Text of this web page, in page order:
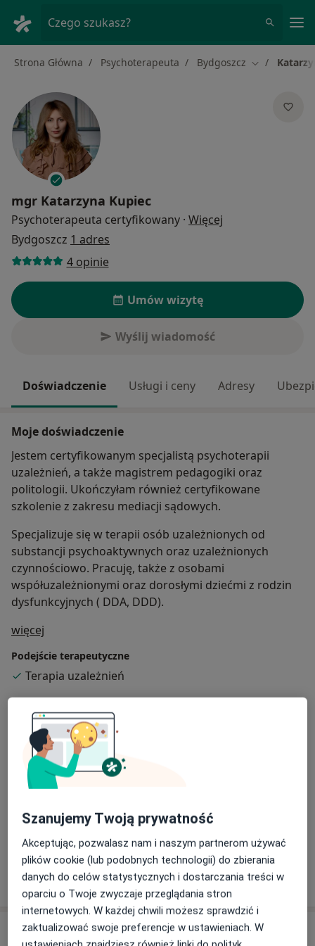
Czego szukasz?
Strona Główna Psychoterapeuta Bydgoszcz Zmień miasto
mgr Katarzyna Kupiec
Psychoterapeuta certyfikowany · Więcej
Bydgoszcz 1 adres
4 opinie
Umów wizytę
Wyślij wiadomość
Doświadczenie Usługi i ceny Adresy
Moje doświadczenie
Jestem certyfikowanym specjalistą psychoterapii
uzależnień, a także magistrem pedagogiki oraz
politologii. Ukończyłam również certyfikowane
szkolenie z zakresu mediacji sądowych.
Specjalizuje się w terapii osób uzależnionych od
substancji psychoaktywnych oraz uzależnionych
czynnościowo. Pracuję, także z osobami
współuzależnionymi oraz dorosłymi dziećmi z rodzin
dysfunkcyjnych ( DDA, DDD).
więcej
Podejście terapeutyczne
Terapia uzależnień
Alkoholizm
Uzależnienie
DDA - dorosłe dzieci alkoholików
Uzależnienie od seksu
DDD - dorosłe dziecko z rodziny dysfunkcyjnej
Rodzaje konsultacji
StacjonarneZobacz lokalizacje (1)
Pokaż więcejo doświadczeniu
Usługi i ceny
Szanujemy Twoją prywatność
Akceptując, pozwalasz nam i naszym partnerom używać
plików cookie (lub podobnych technologii) do zbierania
danych do celów statystycznych i dostarczania treści w
oparciu o Twoje zwyczaje przeglądania stron
internetowych. W każdej chwili możesz sprawdzić i
zaktualizować swoje preferencje w ustawieniach. W